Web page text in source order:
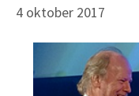
4 oktober 2017